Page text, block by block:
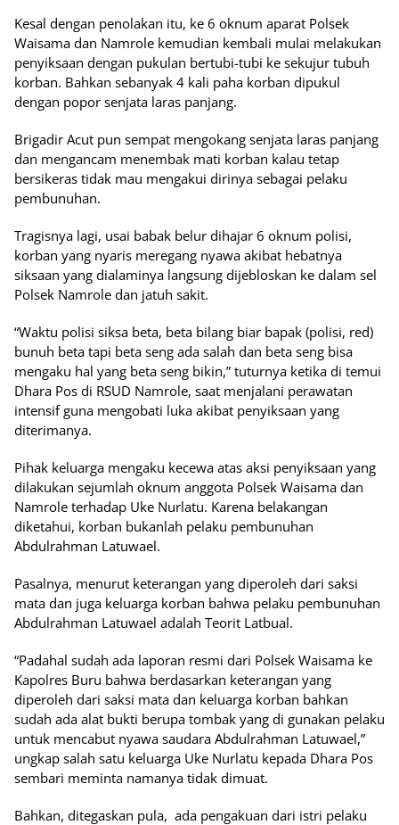
Kesal dengan penolakan itu, ke 6 oknum aparat Polsek
Waisama dan Namrole kemudian kembali mulai melakukan
penyiksaan dengan pukulan bertubi-tubi ke sekujur tubuh
korban. Bahkan sebanyak 4 kali paha korban dipukul
dengan popor senjata laras panjang.
Brigadir Acut pun sempat mengokang senjata laras panjang
dan mengancam menembak mati korban kalau tetap
bersikeras tidak mau mengakui dirinya sebagai pelaku
pembunuhan.
Tragisnya lagi, usai babak belur dihajar 6 oknum polisi,
korban yang nyaris meregang nyawa akibat hebatnya
siksaan yang dialaminya langsung dijebloskan ke dalam sel
Polsek Namrole dan jatuh sakit.
“Waktu polisi siksa beta, beta bilang biar bapak (polisi, red)
bunuh beta tapi beta seng ada salah dan beta seng bisa
mengaku hal yang beta seng bikin,” tuturnya ketika di temui
Dhara Pos di RSUD Namrole, saat menjalani perawatan
intensif guna mengobati luka akibat penyiksaan yang
diterimanya.
Pihak keluarga mengaku kecewa atas aksi penyiksaan yang
dilakukan sejumlah oknum anggota Polsek Waisama dan
Namrole terhadap Uke Nurlatu. Karena belakangan
diketahui, korban bukanlah pelaku pembunuhan
Abdulrahman Latuwael.
Pasalnya, menurut keterangan yang diperoleh dari saksi
mata dan juga keluarga korban bahwa pelaku pembunuhan
Abdulrahman Latuwael adalah Teorit Latbual.
“Padahal sudah ada laporan resmi dari Polsek Waisama ke
Kapolres Buru bahwa berdasarkan keterangan yang
diperoleh dari saksi mata dan keluarga korban bahkan
sudah ada alat bukti berupa tombak yang di gunakan pelaku
untuk mencabut nyawa saudara Abdulrahman Latuwael,”
ungkap salah satu keluarga Uke Nurlatu kepada Dhara Pos
sembari meminta namanya tidak dimuat.
Bahkan, ditegaskan pula, ada pengakuan dari istri pelaku